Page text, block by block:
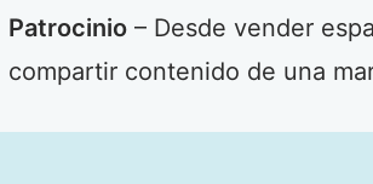
Patrocinio – Desde vender
compartir contenido de una